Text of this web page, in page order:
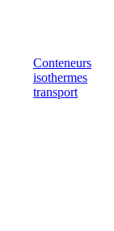
Conteneurs
isothermes
transport